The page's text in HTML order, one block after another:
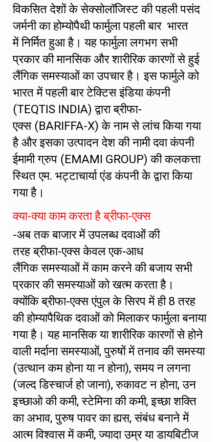
विकसित देशों के सेक्सोलॉजिस्ट की पहली पसंद
जर्मनी का होम्योपैथी फार्मुला पहली बार भारत
में निर्मित हुआ है। यह फार्मुला लगभग सभी
प्रकार की मानसिक और शारीरिक कारणों से हुई
लैंगिक समस्याओं का उपचार है। इस फार्मुले को
भारत में पहली बार टेक्टिस इंडिया कंपनी
(TEQTIS INDIA) द्वारा ब्रीफा-
एक्स (BARIFFA-X) के नाम से लांच किया गया
है और इसका उत्पादन देश की नामी दवा कंपनी
ईमामी ग्रुप (EMAMI GROUP) की कलकत्ता
स्थित एम. भट्टाचार्या एंड कंपनी केे द्वारा किया
गया है।
क्या-क्या काम करता है ब्रीफा-एक्स
-अब तक बाजार में उपलब्ध दवाओं की
तरह ब्रीफा-एक्स केवल एक-आध
लैंगिक समस्याओं में काम करने की बजाय सभी
प्रकार की समस्याओं को खत्म करता है।
क्योंकि ब्रीफा-एक्स एंपुल के सिरप में ही 8 तरह
की होम्यापैथिक दवाओं को मिलाकर फार्मुला बनाया
गया है। यह मानसिक या शारीरिक कारणों से होने
वाली मर्दाना समस्याओं, पुरुषों में तनाव की समस्या
(उत्थान कम होना या न होना), समय न लगना
(जल्द डिस्चार्ज हो जाना), रुकावट न होना, उन
इच्छाओ की कमी, स्टेमिना की कमी, इच्छा शक्ति
का अभाव, पुरुष पावर का ह्यस, संबंध बनाने में
आत्म विश्वास में कमी, ज्यादा उम्र या डायबिटीज